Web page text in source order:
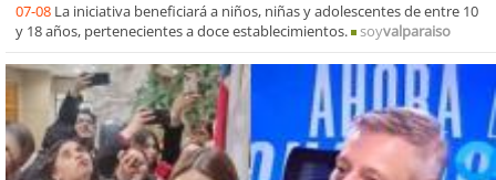
07-08 La iniciativa beneficiará a niños, niñas y adolescentes de entre 10
y 18 años, pertenecientes a doce establecimientos.
soyvalparaiso